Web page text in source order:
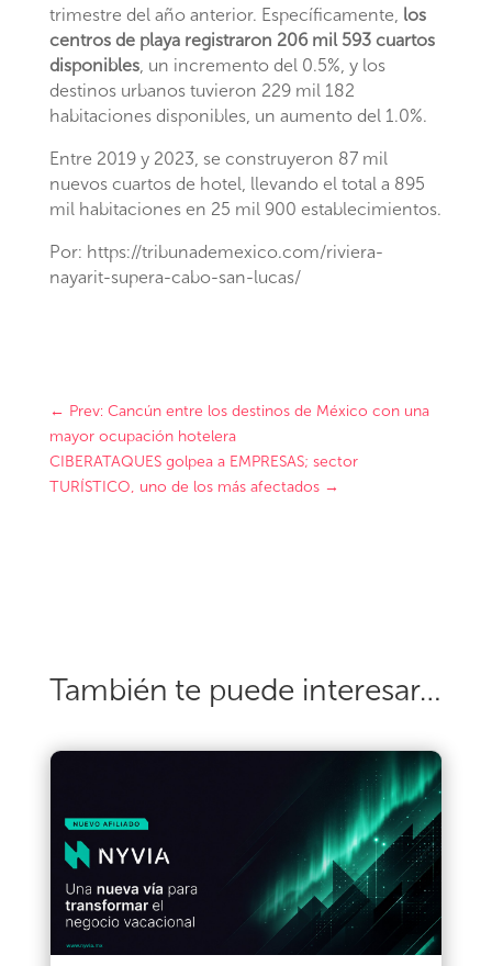
trimestre del año anterior. Específicamente, los
centros de playa registraron 206 mil 593 cuartos
disponibles, un incremento del 0.5%, y los
destinos urbanos tuvieron 229 mil 182
habitaciones disponibles, un aumento del 1.0%.
Entre 2019 y 2023, se construyeron 87 mil
nuevos cuartos de hotel, llevando el total a 895
mil habitaciones en 25 mil 900 establecimientos.
Por: https://tribunademexico.com/riviera-
nayarit-supera-cabo-san-lucas/
← Prev: Cancún entre los destinos de México con una
mayor ocupación hotelera
CIBERATAQUES golpea a EMPRESAS; sector
TURÍSTICO, uno de los más afectados→
También te puede interesar…